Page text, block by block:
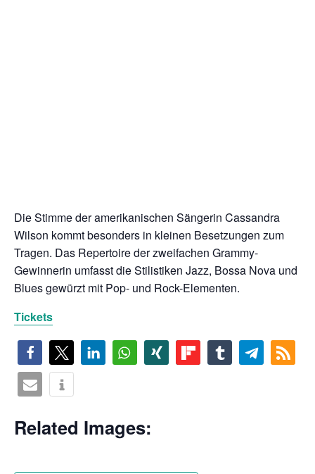
Die Stimme der amerikanischen Sängerin Cassandra
Wilson kommt besonders in kleinen Besetzungen zum
Tragen. Das Repertoire der zweifachen Grammy-
Gewinnerin umfasst die Stilistiken Jazz, Bossa Nova und
Blues gewürzt mit Pop- und Rock-Elementen.
Tickets
Related Images: